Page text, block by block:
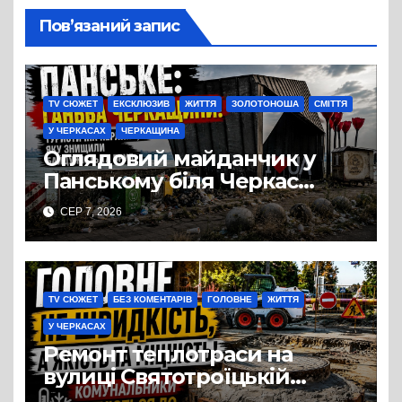
Пов’язаний запис
TV СЮЖЕТ ЕКСКЛЮЗИВ ЖИТТЯ ЗОЛОТОНОША СМІТТЯ
У ЧЕРКАСАХ ЧЕРКАЩИНА
Оглядовий майданчик у
Панському біля Черкас
перетворився на занедбане
сміттєзвалище
СЕР 7, 2026
TV СЮЖЕТ БЕЗ КОМЕНТАРІВ ГОЛОВНЕ ЖИТТЯ
У ЧЕРКАСАХ
Ремонт теплотраси на
вулиці Святотроїцькій